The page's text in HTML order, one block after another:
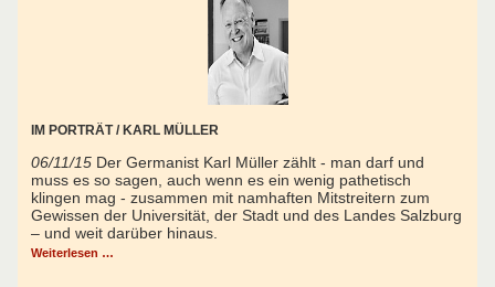
IM PORTRÄT / KARL MÜLLER
06/11/15 Der Germanist Karl Müller zählt - man darf und
muss es so sagen, auch wenn es ein wenig pathetisch
klingen mag - zusammen mit namhaften Mitstreitern zum
Gewissen der Universität, der Stadt und des Landes Salzburg
– und weit darüber hinaus.
Weiterlesen …